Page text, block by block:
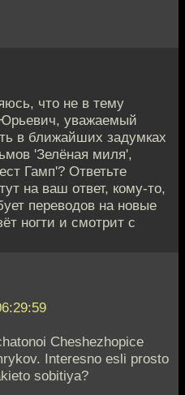
что не в тему
уважаемый
в ближайших задумках
'Зелёная миля',
Гамп'? Ответьте
на ваш ответ, кому-то,
переводов на новые
ногти и смотрит с
Cheshezhopice
Interesno esli prosto
sobitiya?